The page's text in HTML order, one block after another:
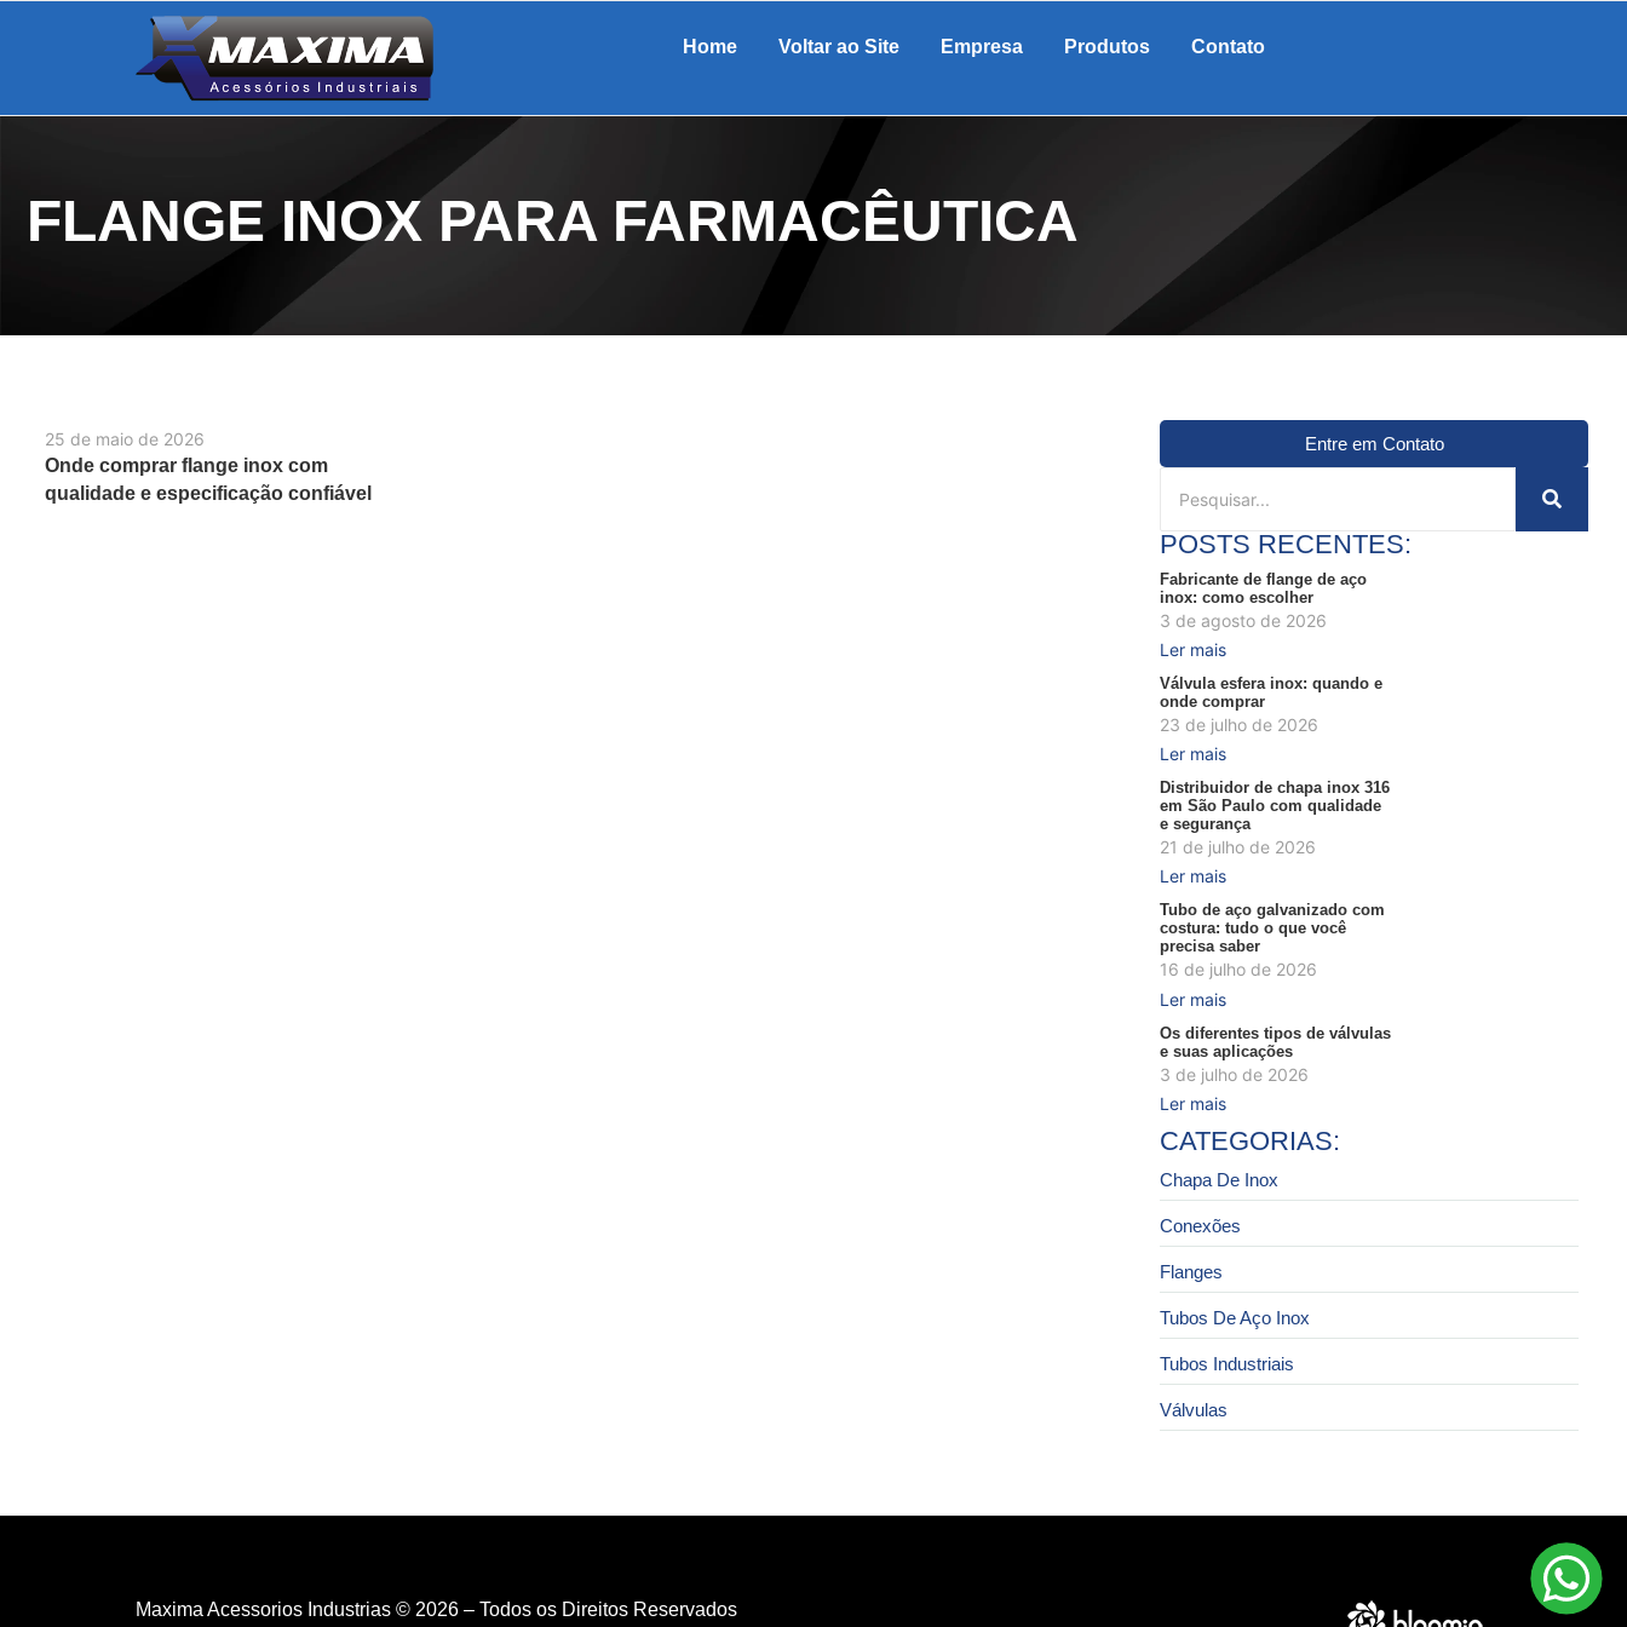
Home Voltar ao Site Empresa Produtos Contato
FLANGE INOX PARA FARMACÊUTICA
25 de maio de 2026
Onde comprar flange inox com
qualidade e especificação confiável
Entre em Contato
POSTS RECENTES:
Fabricante de flange de aço
inox: como escolher
3 de agosto de 2026
Ler mais
Válvula esfera inox: quando e
onde comprar
23 de julho de 2026
Ler mais
Distribuidor de chapa inox 316
em São Paulo com qualidade
e segurança
21 de julho de 2026
Ler mais
Tubo de aço galvanizado com
costura: tudo o que você
precisa saber
16 de julho de 2026
Ler mais
Os diferentes tipos de válvulas
e suas aplicações
3 de julho de 2026
Ler mais
CATEGORIAS:
Chapa De Inox
Conexões
Flanges
Tubos De Aço Inox
Tubos Industriais
Válvulas
Maxima Acessorios Industrias © 2026 – Todos os Direitos Reservados